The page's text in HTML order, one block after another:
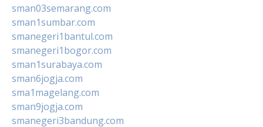
sman03semarang.com
sman1sumbar.com
smanegeri1bantul.com
smanegeri1bogor.com
sman1surabaya.com
sman6jogja.com
sma1magelang.com
sman9jogja.com
smanegeri3bandung.com